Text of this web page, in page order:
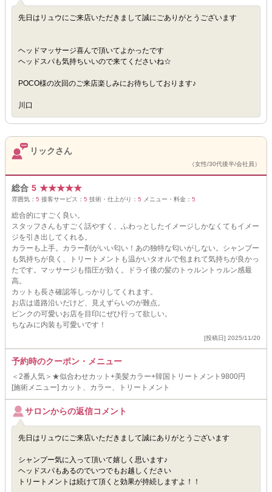
先日はリュウにご来店いただきまして誠にごありがとうございます
ヘッドマッサージ喜んで頂いてよかったです
ヘッドスパも気持ちいいので来てくださいね☆
POCO様の次回のご来店楽しみにお待ちしております♪
川口
リックさん
（女性/30代後半/会社員）
総合 5 ★★★★★
雰囲気： 5 接客サービス： 5 技術・仕上がり： 5 メニュー・料金： 5
総合的にすごく良い。
スタッフさんもすごく話やすく、ふわっとしたイメージしかなくてもイメー
ジを引き出してくれる。
カラーも上手。カラー剤がいい匂い！あの独特な匂いがしない。シャンプー
も気持ちが良く、トリートメントも温かいタオルで包まれて気持ちが良かっ
たです。マッサージも指圧が効く。ドライ後の髪のトゥルントゥルン感最
高。
カットも長さ確認等しっかりしてくれます。
お店は道路沿いだけど、見えずらいのが難点。
ピンクの可愛いお店を目印にぜひ行って欲しい。
ちなみに内装も可愛いです！
[投稿日] 2025/11/20
予約時のクーポン・メニュー
＜2番人気＞★似合わせカット+美髪カラー+韓国トリートメント9800円
[施術メニュー] カット、カラー、トリートメント
サロンからの返信コメント
先日はリュウにご来店いただきまして誠にありがとうございます
シャンプー気に入って頂いて嬉しく思います♪
ヘッドスパもあるのでいつでもお越しください
トリートメントは続けて頂くと効果が持続しますよ！！